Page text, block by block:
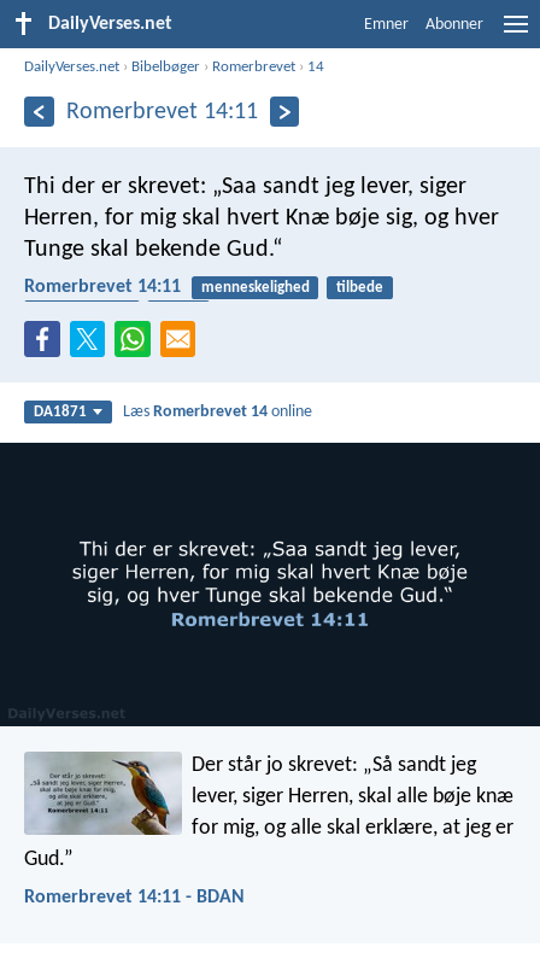
DailyVerses.net Emner Abonner
DailyVerses.net › Bibelbøger › Romerbrevet › 14
Romerbrevet 14:11
Thi der er skrevet: „Saa sandt jeg lever, siger
Herren, for mig skal hvert Knæ bøje sig, og hver
Tunge skal bekende Gud.“
Romerbrevet 14:11 menneskelighed
tilbede
DA1871 LæsRomerbrevet 14 online
Der står jo skrevet: „Så sandt jeg
lever, siger Herren, skal alle bøje knæ
for mig, og alle skal erklære, at jeg er
Gud.”
Romerbrevet 14:11 - BDAN